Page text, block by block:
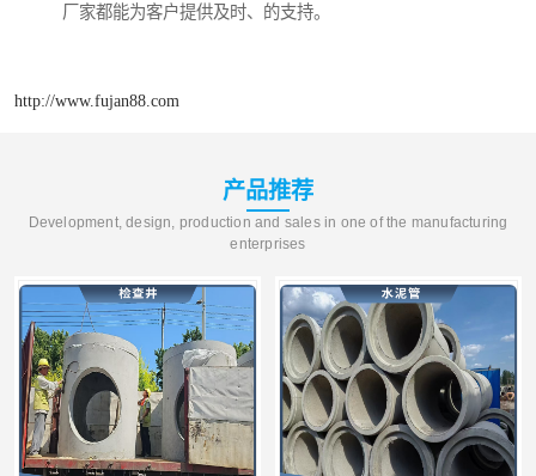
厂家都能为客户提供及时、的支持。
http://www.fujan88.com
产品推荐
Development, design, production and sales in one of the manufacturing
enterprises